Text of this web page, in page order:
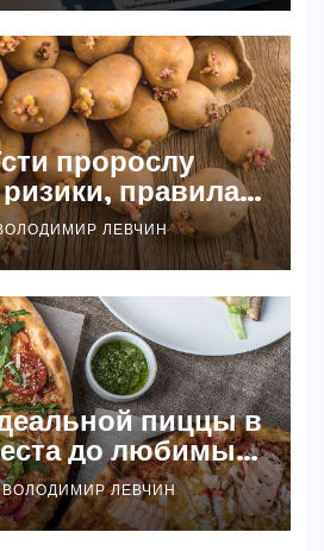
пророслу
правила
способиЛЕВЧИН
пиццы в
до любимых
ВОЛОДИМИР ЛЕВЧИН